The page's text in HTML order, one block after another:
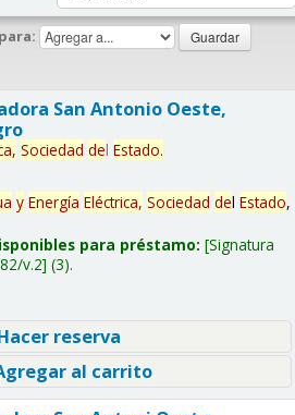
San Antonio Oeste,
Sociedad del Estado.
y Energía Eléctrica, Sociedad del Estado,
para préstamo: Signatura
v.2 (3).
reserva
al carrito